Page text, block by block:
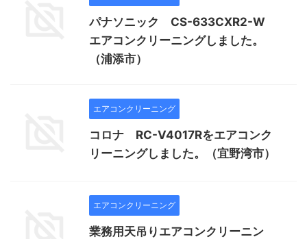
パナソニック CS-633CXR2-W
エアコンクリーニングしました。
（浦添市）
エアコンクリーニング
コロナ RC-V4017Rをエアコンク
リーニングしました。（宜野湾市）
エアコンクリーニング
業務用天吊りエアコンクリーニン